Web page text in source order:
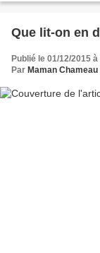
Que lit-on en
Publié le 01/12/2015
Par Maman Chameau